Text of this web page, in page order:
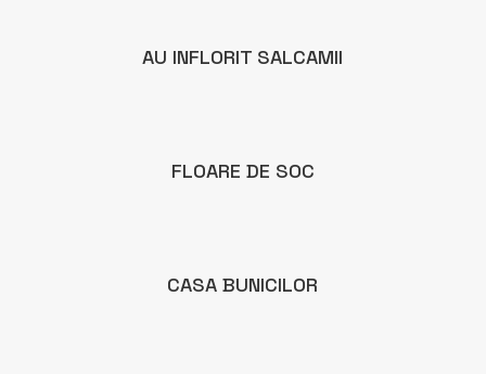
AU INFLORIT SALCAMII
FLOARE DE SOC
CASA BUNICILOR